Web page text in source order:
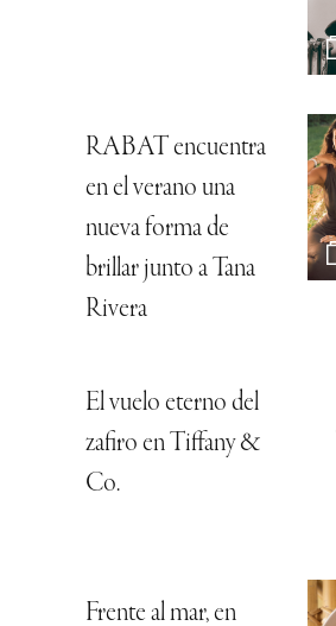
RABAT encuentra
en el verano una
nueva forma de
brillar junto a Tana
Rivera
El vuelo eterno del
zafiro en Tiffany &
Co.
Frente al mar, en